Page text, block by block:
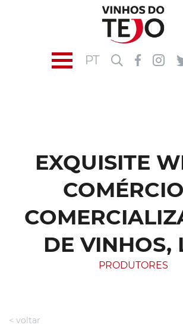
PT
EXQUISITE
DE VINHOS,
PRODUTORES
< voltar